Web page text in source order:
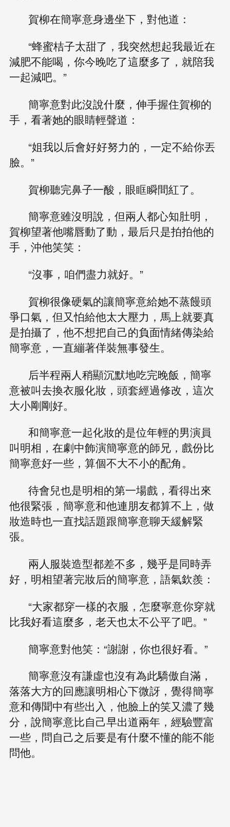
賀柳在簡寧意身邊坐下，對他道：
“蜂蜜桔子太甜了，我突然想起我最近在
減肥不能喝，你今晚吃了這麼多了，就陪我
一起減吧。”
簡寧意對此沒說什麼，伸手握住賀柳的
手，看著她的眼睛輕聲道：
“姐我以后會好好努力的，一定不給你丟
臉。”
賀柳聽完鼻子一酸，眼眶瞬間紅了。
簡寧意雖沒明說，但兩人都心知肚明，
賀柳望著他嘴唇動了動，最后只是拍拍他的
手，沖他笑笑：
“沒事，咱們盡力就好。”
賀柳很像硬氣的讓簡寧意給她不蒸饅頭
爭口氣，但又怕給他太大壓力，馬上就要真
是拍攝了，他不想把自己的負面情緒傳染給
簡寧意，一直繃著佯裝無事發生。
后半程兩人稍顯沉默地吃完晚飯，簡寧
意被叫去換衣服化妝，頭套經過修改，這次
大小剛剛好。
和簡寧意一起化妝的是位年輕的男演員
叫明相，在劇中飾演簡寧意的師兄，戲份比
簡寧意好一些，算個不大不小的配角。
待會兒也是明相的第一場戲，看得出來
他很緊張，簡寧意和他連朋友都算不上，做
妝造時也一直找話題跟簡寧意聊天緩解緊
張。
兩人服裝造型都差不多，幾乎是同時弄
好，明相望著完妝后的簡寧意，語氣欽羨：
“大家都穿一樣的衣服，怎麼寧意你穿就
比我好看這麼多，老天也太不公平了吧。”
簡寧意對他笑：“謝謝，你也很好看。”
簡寧意沒有謙虛也沒有為此驕傲自滿，
落落大方的回應讓明相心下微訝，覺得簡寧
意和傳聞中有些出入，他臉上的笑又濃了幾
分，說簡寧意比自己早出道兩年，經驗豐富
一些，問自己之后要是有什麼不懂的能不能
問他。